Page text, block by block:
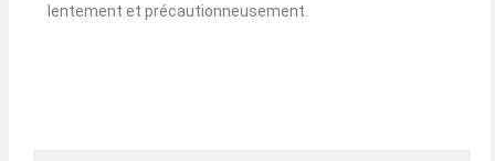
lentement et précautionneusement.